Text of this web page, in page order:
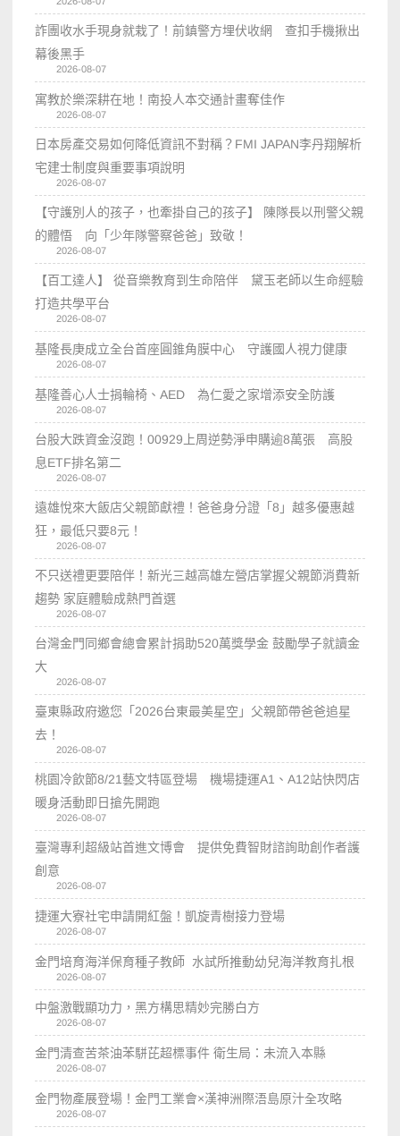
詐團收水手現身就栽了！前鎮警方埋伏收網 查扣手機揪出
幕後黑手
2026-08-07
寓教於樂深耕在地！南投人本交通計畫奪佳作
2026-08-07
日本房產交易如何降低資訊不對稱？FMI JAPAN李丹翔解析
宅建士制度與重要事項說明
2026-08-07
【守護別人的孩子，也牽掛自己的孩子】 陳隊長以刑警父親
的體悟 向「少年隊警察爸爸」致敬！
2026-08-07
【百工達人】 從音樂教育到生命陪伴 黛玉老師以生命經驗
打造共學平台
2026-08-07
基隆長庚成立全台首座圓錐角膜中心 守護國人視力健康
2026-08-07
基隆善心人士捐輪椅、AED 為仁愛之家增添安全防護
2026-08-07
台股大跌資金沒跑！00929上周逆勢淨申購逾8萬張 高股
息ETF排名第二
2026-08-07
遠雄悅來大飯店父親節獻禮！爸爸身分證「8」越多優惠越
狂，最低只要8元！
2026-08-07
不只送禮更要陪伴！新光三越高雄左營店掌握父親節消費新
趨勢 家庭體驗成熱門首選
2026-08-07
台灣金門同鄉會總會累計捐助520萬獎學金 鼓勵學子就讀金
大
2026-08-07
臺東縣政府邀您「2026台東最美星空」父親節帶爸爸追星
去！
2026-08-07
桃園冷飲節8/21藝文特區登場 機場捷運A1、A12站快閃店
暖身活動即日搶先開跑
2026-08-07
臺灣專利超級站首進文博會 提供免費智財諮詢助創作者護
創意
2026-08-07
捷運大寮社宅申請開紅盤！凱旋青樹接力登場
2026-08-07
金門培育海洋保育種子教師 水試所推動幼兒海洋教育扎根
2026-08-07
中盤激戰顯功力，黑方構思精妙完勝白方
2026-08-07
金門清查苦茶油苯駢芘超標事件 衛生局：未流入本縣
2026-08-07
金門物產展登場！金門工業會×漢神洲際浯島原汁全攻略
2026-08-07